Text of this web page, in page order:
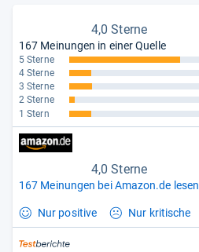
4,0 Sterne
167 Meinungen in einer Quelle
5 Sterne
4 Sterne
3 Sterne
2 Sterne
1 Stern
4,0 Sterne
167 Meinungen bei Amazon.de lesen
Nur positive Nur kritische